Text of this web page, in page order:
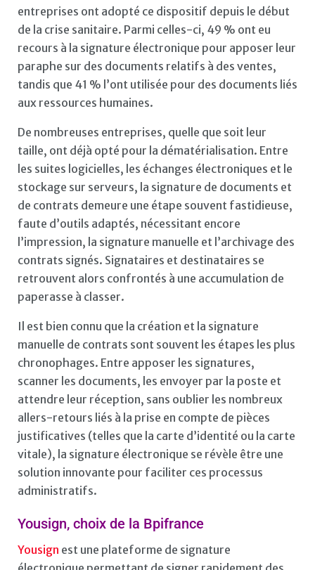
entreprises ont adopté ce dispositif depuis le début
de la crise sanitaire. Parmi celles-ci, 49 % ont eu
recours à la signature électronique pour apposer leur
paraphe sur des documents relatifs à des ventes,
tandis que 41 % l’ont utilisée pour des documents liés
aux ressources humaines.
De nombreuses entreprises, quelle que soit leur
taille, ont déjà opté pour la dématérialisation. Entre
les suites logicielles, les échanges électroniques et le
stockage sur serveurs, la signature de documents et
de contrats demeure une étape souvent fastidieuse,
faute d’outils adaptés, nécessitant encore
l’impression, la signature manuelle et l’archivage des
contrats signés. Signataires et destinataires se
retrouvent alors confrontés à une accumulation de
paperasse à classer.
Il est bien connu que la création et la signature
manuelle de contrats sont souvent les étapes les plus
chronophages. Entre apposer les signatures,
scanner les documents, les envoyer par la poste et
attendre leur réception, sans oublier les nombreux
allers-retours liés à la prise en compte de pièces
justificatives (telles que la carte d’identité ou la carte
vitale), la signature électronique se révèle être une
solution innovante pour faciliter ces processus
administratifs.
Yousign, choix de la Bpifrance
Yousign est une plateforme de signature